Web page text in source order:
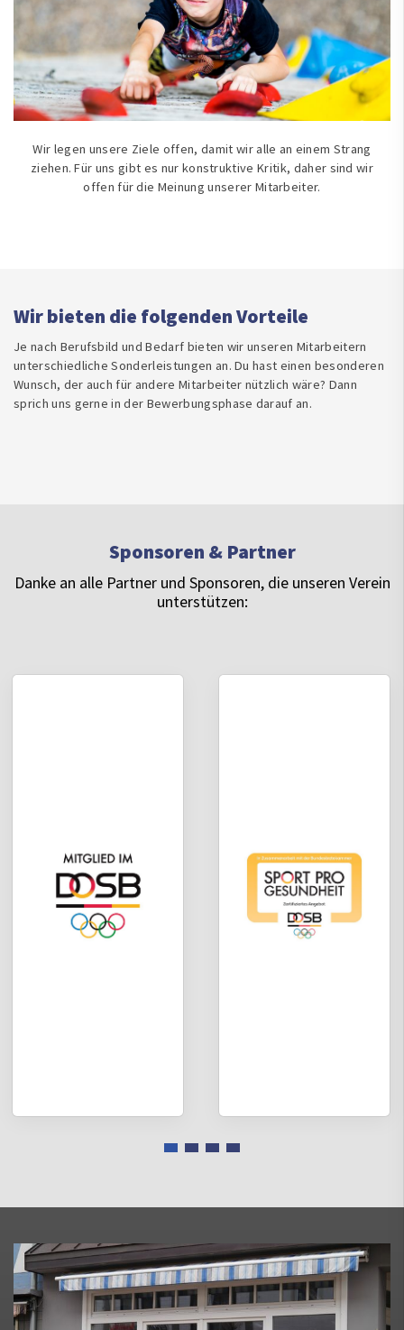
Wir legen unsere Ziele offen, damit wir alle an einem Strang
ziehen. Für uns gibt es nur konstruktive Kritik, daher sind wir
offen für die Meinung unserer Mitarbeiter.
Wir bieten die folgenden Vorteile
Je nach Berufsbild und Bedarf bieten wir unseren Mitarbeitern
unterschiedliche Sonderleistungen an. Du hast einen besonderen
Wunsch, der auch für andere Mitarbeiter nützlich wäre? Dann
sprich uns gerne in der Bewerbungsphase darauf an.
Sponsoren & Partner
Danke an alle Partner und Sponsoren, die unseren Verein
unterstützen: